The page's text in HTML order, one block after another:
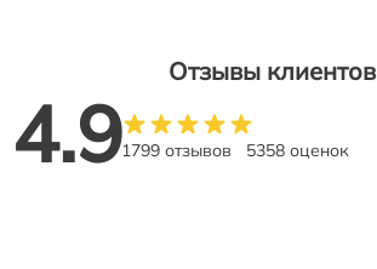
Отзывы клиентов
4.91799 отзывов 5358 оценок